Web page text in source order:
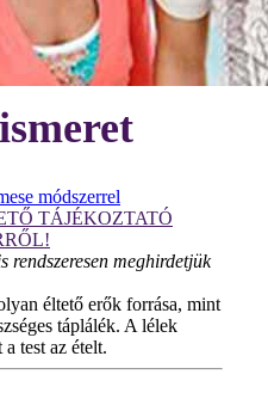
módszerrel
TÁJÉKOZTATÓ
rendszeresen meghirdetjük
éltető erők forrása, mint
táplálék. A lélek
test az ételt.